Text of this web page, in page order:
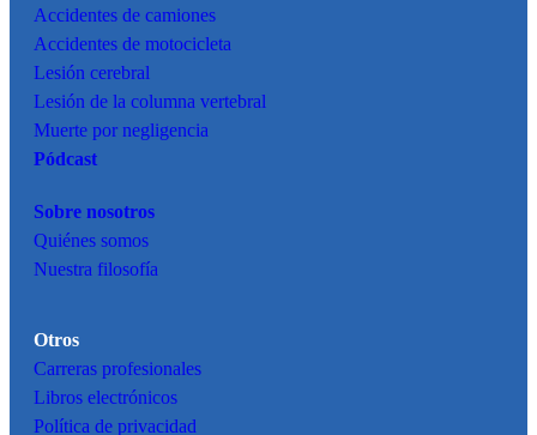
Accidentes de camiones
Accidentes de motocicleta
Lesión cerebral
Lesión de la columna vertebral
Muerte por negligencia
Pódcast
Sobre nosotros
Quiénes somos
Nuestra filosofía
Otros
Carreras profesionales
Libros electrónicos
Política de privacidad